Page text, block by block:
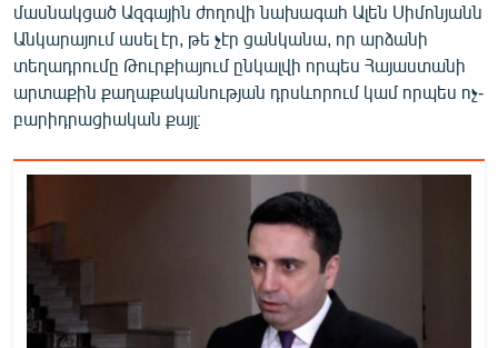
մասնակցած Ազգային ժողովի նախագահ Ալեն Սիմոնյանն
Անկարայում ասել էր, թե չէր ցանկանա, որ արձանի
տեղադրումը Թուրքիայում ընկալվի որպես Հայաստանի
արտաքին քաղաքականության դրսևորում կամ որպես ոչ-
բարիդրացիական քայլ։